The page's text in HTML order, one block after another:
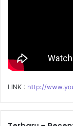
LINK : http://